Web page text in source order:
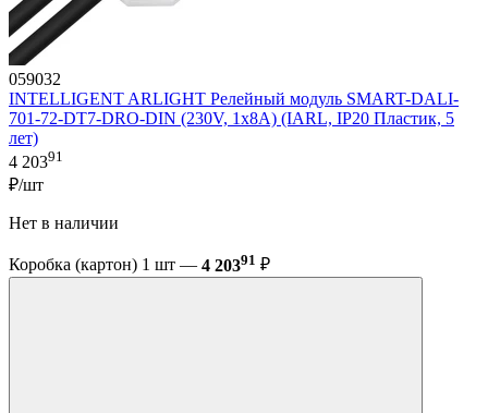
059032
INTELLIGENT ARLIGHT Релейный модуль SMART-DALI-
701-72-DT7-DRO-DIN (230V, 1x8A) (IARL, IP20 Пластик, 5
лет)
4 20391
₽/шт
Нет в наличии
Коробка (картон) 1 шт — 4 20391 ₽